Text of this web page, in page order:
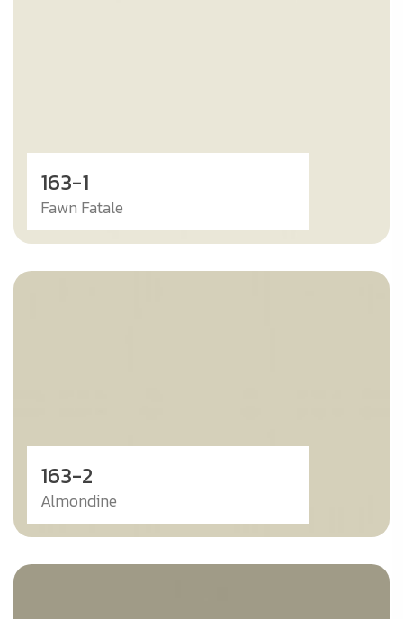
163-1
Fawn Fatale
163-2
Almondine